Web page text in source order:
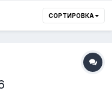
СОРТИРОВКА